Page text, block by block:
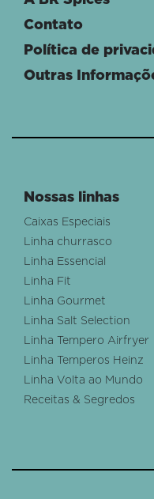
Contato
Política de
Outras
Nossas linhas
Caixas Especiais
Linha churrasco
Linha Essencial
Linha Fit
Linha Gourmet
Linha Salt Selection
Linha Tempero Airfryer
Linha Temperos Heinz
Linha Volta ao Mundo
Receitas & Segredos